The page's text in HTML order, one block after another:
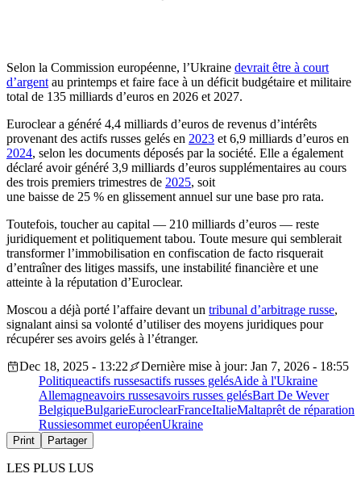
Selon la Commission européenne, l’Ukraine devrait être à court
d’argent au printemps et faire face à un déficit budgétaire et militaire
total de 135 milliards d’euros en 2026 et 2027.
Euroclear a généré 4,4 milliards d’euros de revenus d’intérêts
provenant des actifs russes gelés en 2023 et 6,9 milliards d’euros en
2024, selon les documents déposés par la société. Elle a également
déclaré avoir généré 3,9 milliards d’euros supplémentaires au cours
des trois premiers trimestres de 2025, soit
une baisse de 25 % en glissement annuel sur une base pro rata.
Toutefois, toucher au capital — 210 milliards d’euros — reste
juridiquement et politiquement tabou. Toute mesure qui semblerait
transformer l’immobilisation en confiscation de facto risquerait
d’entraîner des litiges massifs, une instabilité financière et une
atteinte à la réputation d’Euroclear.
Moscou a déjà porté l’affaire devant un tribunal d’arbitrage russe,
signalant ainsi sa volonté d’utiliser des moyens juridiques pour
récupérer ses avoirs gelés à l’étranger.
Dec 18, 2025 - 13:22
Dernière mise à jour: Jan 7, 2026 - 18:55
Politiqueactifs russesactifs russes gelésAide à l'Ukraine
Allemagneavoirs russesavoirs russes gelésBart De Wever
BelgiqueBulgarieEuroclearFranceItalieMaltaprêt de réparation
Russiesommet européenUkraine
Print Partager
LES PLUS LUS